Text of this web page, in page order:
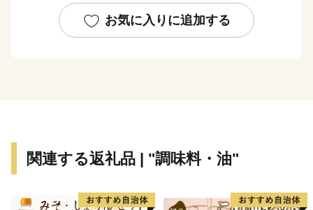
【世界農業遺産】への取組と自然環境・森林の保全
ります。
お気に入りに追加する
関連する返礼品 | "調味料・油"